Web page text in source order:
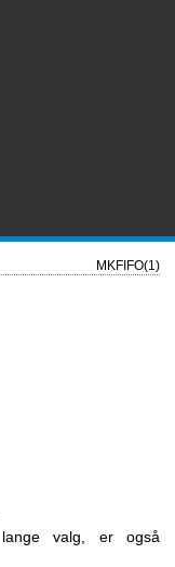
MKFIFO(1)
valg, er også